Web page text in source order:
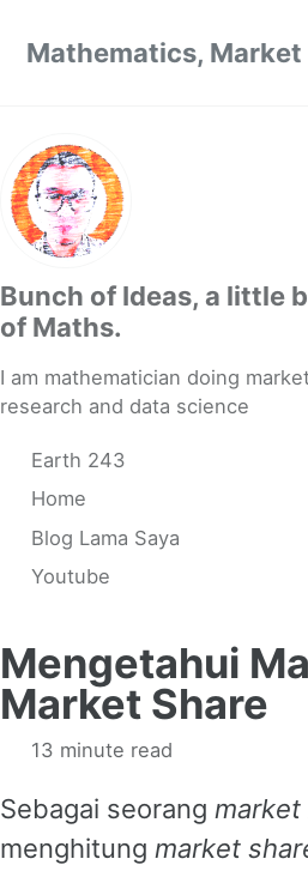
Mathematics, Market
Bunch of Ideas, a little
of Maths.
I am mathematician doing
research and data science
Earth 243
Home
Blog Lama Saya
Youtube
Mengetahui
Market Share
13 minute read
Sebagai seorang market
menghitung market